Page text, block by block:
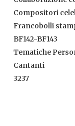
Compositori
Francobolli
BF142-BF143
Tematiche
Cantanti
3237